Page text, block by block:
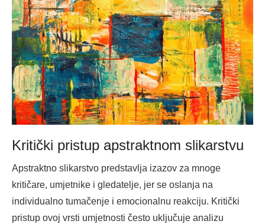
Kritički pristup apstraktnom slikarstvu
Apstraktno slikarstvo predstavlja izazov za mnoge
kritičare, umjetnike i gledatelje, jer se oslanja na
individualno tumačenje i emocionalnu reakciju. Kritički
pristup ovoj vrsti umjetnosti često uključuje analizu